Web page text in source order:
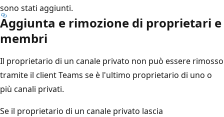
sono stati aggiunti.
Aggiunta e rimozione di proprietari e
membri
Il proprietario di un canale privato non può essere rimosso
tramite il client Teams se è l'ultimo proprietario di uno o
più canali privati.
Se il proprietario di un canale privato lascia